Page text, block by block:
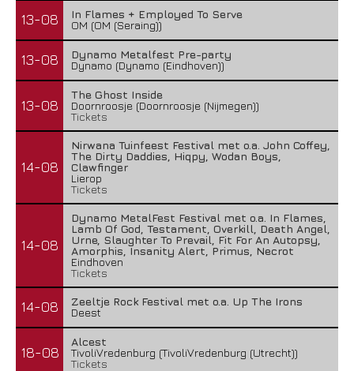
13-08
In Flames + Employed To Serve
OM (OM (Seraing))
13-08
Dynamo Metalfest Pre-party
Dynamo (Dynamo (Eindhoven))
13-08
The Ghost Inside
Doornroosje (Doornroosje (Nijmegen))
Tickets
14-08
Nirwana Tuinfeest Festival met o.a. John Coffey,
The Dirty Daddies, Hiqpy, Wodan Boys,
Clawfinger
Lierop
Tickets
14-08
Dynamo MetalFest Festival met o.a. In Flames,
Lamb Of God, Testament, Overkill, Death Angel,
Urne, Slaughter To Prevail, Fit For An Autopsy,
Amorphis, Insanity Alert, Primus, Necrot
Eindhoven
Tickets
14-08
Zeeltje Rock Festival met o.a. Up The Irons
Deest
18-08
Alcest
TivoliVredenburg (TivoliVredenburg (Utrecht))
Tickets